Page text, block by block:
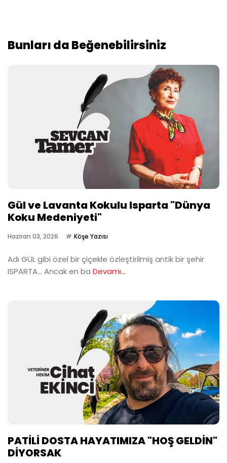
Bunları da Beğenebilirsiniz
Gül ve Lavanta Kokulu Isparta "Dünya
Koku Medeniyeti"
Haziran 03, 2026 Köşe Yazısı
Adı GÜL gibi özel bir çiçekle özleştirilmiş antik bir şehir
ISPARTA… Ancak en ba Devamı...
PATİLİ DOSTA HAYATIMIZA "HOŞ GELDİN"
DİYORSAK